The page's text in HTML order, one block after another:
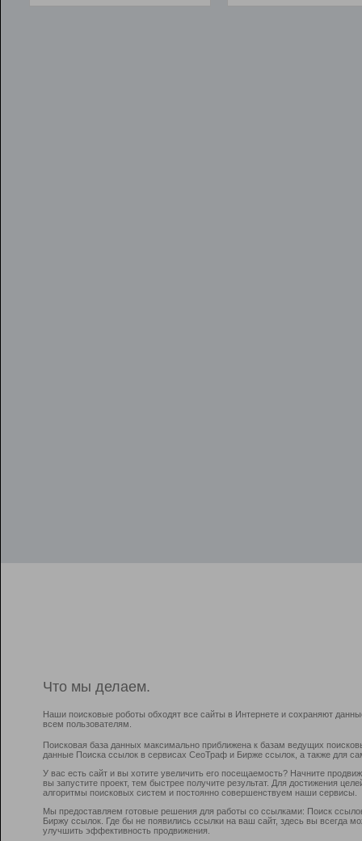
Что мы делаем.
Наши поисковые роботы обходят все сайты в Интернете и сохраняют
всем пользователям.
Поисковая база данных максимально приближена к базам ведущих
данные Поиска ссылок в сервисах СеоТраф и Бирже ссылок, а также для
У вас есть сайт и вы хотите увеличить его посещаемость? Начните
вы запустите проект, тем быстрее получите результат. Для достижения
алгоритмы поисковых систем и постоянно совершенствуем наши сервисы.
Мы предоставляем готовые решения для работы со ссылками: Поиск
Биржу ссылок. Где бы не появились ссылки на ваш сайт, здесь вы всегда
улучшить эффективность продвижения.